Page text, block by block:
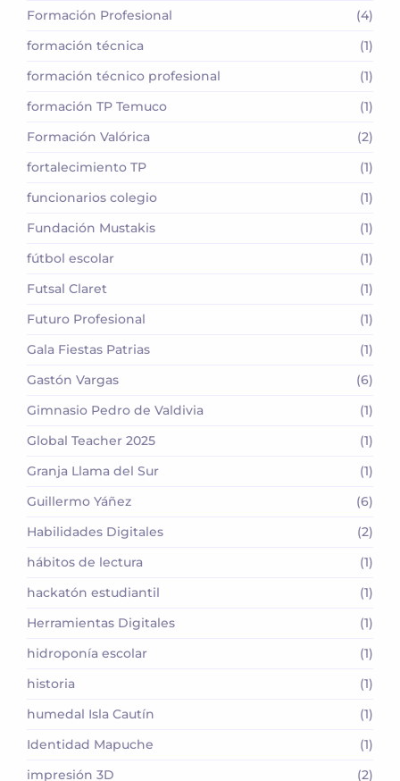
Formación Profesional
(4)
formación técnica
(1)
formación técnico profesional
(1)
formación TP Temuco
(1)
Formación Valórica
(2)
fortalecimiento TP
(1)
funcionarios colegio
(1)
Fundación Mustakis
(1)
fútbol escolar
(1)
Futsal Claret
(1)
Futuro Profesional
(1)
Gala Fiestas Patrias
(1)
Gastón Vargas
(6)
Gimnasio Pedro de Valdivia
(1)
Global Teacher 2025
(1)
Granja Llama del Sur
(1)
Guillermo Yáñez
(6)
Habilidades Digitales
(2)
hábitos de lectura
(1)
hackatón estudiantil
(1)
Herramientas Digitales
(1)
hidroponía escolar
(1)
historia
(1)
humedal Isla Cautín
(1)
Identidad Mapuche
(1)
impresión 3D
(2)